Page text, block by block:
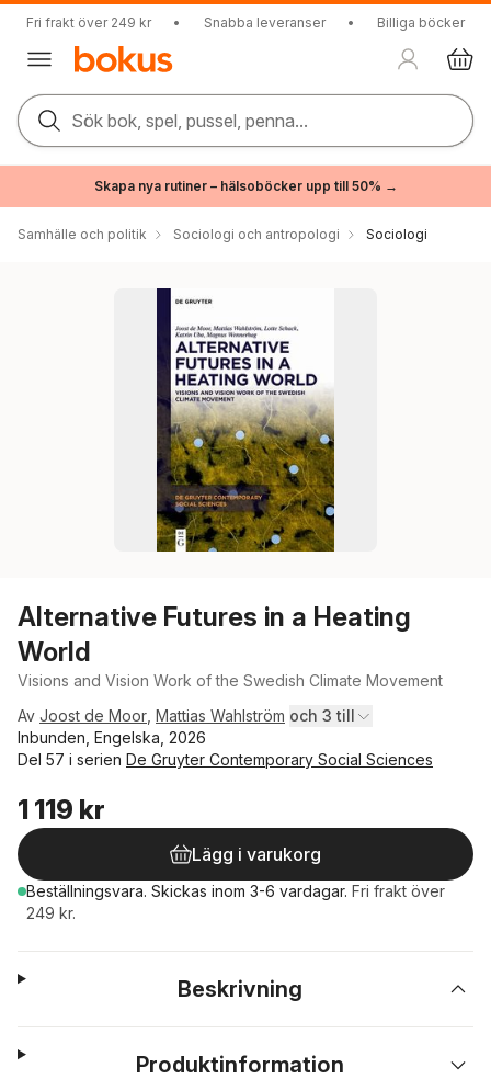
Fri frakt över 249 kr • Snabba leveranser • Billiga böcker
Sök bok, spel, pussel, penna...
Skapa nya rutiner – hälsoböcker upp till 50% →
Samhälle och politik Sociologi och antropologi Sociologi
Alternative Futures in a Heating
World
Visions and Vision Work of the Swedish Climate Movement
Av Joost de Moor Mattias Wahlström och 3 till
Inbunden, Engelska, 2026
Del 57 i serien De Gruyter Contemporary Social Sciences
1 119 kr
Lägg i varukorg
Beställningsvara. Skickas inom 3-6 vardagar. Fri frakt över
249 kr.
Beskrivning
Produktinformation